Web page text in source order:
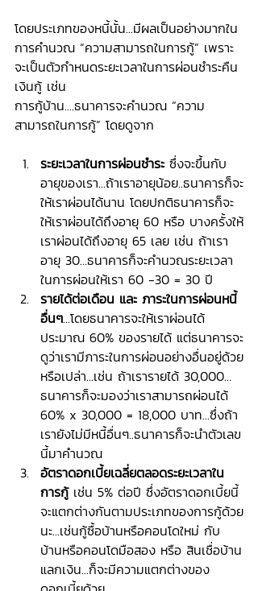
โดยประเภทของหนี้นั้น...มีผลเป็นอย่างมากใน
การคำนวณ “ความสามารถในการกู้” เพราะ
จะเป็นตัวกำหนดระยะเวลาในการผ่อนชำระคืน
เงินกู้ เช่น
การกู้บ้าน....ธนาคารจะคำนวณ “ความ
สามารถในการกู้” โดยดูจาก
ระยะเวลาในการผ่อนชำระ ซึ่งจะขึ้นกับ
อายุของเรา...ถ้าเราอายุน้อย..ธนาคารก็จะ
ให้เราผ่อนได้นาน โดยปกติธนาคารก็จะ
ให้เราผ่อนได้ถึงอายุ 60 หรือ บางครั้งให้
เราผ่อนได้ถึงอายุ 65 เลย เช่น ถ้าเรา
อายุ 30…ธนาคารก็จะคำนวณระยะเวลา
ในการผ่อนให้เรา 60 -30 = 30 ปี
รายได้ต่อเดือน และ ภาระในการผ่อนหนี้
อื่นๆ...โดยธนาคารจะให้เราผ่อนได้
ประมาณ 60% ของรายได้ แต่ธนาคารจะ
ดูว่าเรามีภาระในการผ่อนอย่างอื่นอยู่ด้วย
หรือเปล่า...เช่น ถ้าเรารายได้ 30,000…
ธนาคารก็จะมองว่าเราสามารถผ่อนได้
60% x 30,000 = 18,000 บาท...ซึ่งถ้า
เรายังไม่มีหนี้อื่นๆ..ธนาคารก็จะนำตัวเลข
นี้มาคำนวณ
อัตราดอกเบี้ยเฉลี่ยตลอดระยะเวลาใน
การกู้ เช่น 5% ต่อปี ซึ่งอัตราดอกเบี้ยนี้
จะแตกต่างกันตามประเภทของการกู้ด้วย
นะ...เช่นกู้ซื้อบ้านหรือคอนโดใหม่ กับ
บ้านหรือคอนโดมือสอง หรือ สินเชื่อบ้าน
แลกเงิน...ก็จะมีความแตกต่างของ